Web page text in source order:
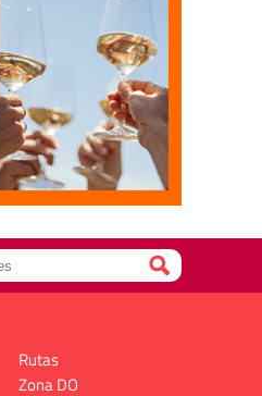
Rutas
Zona DO